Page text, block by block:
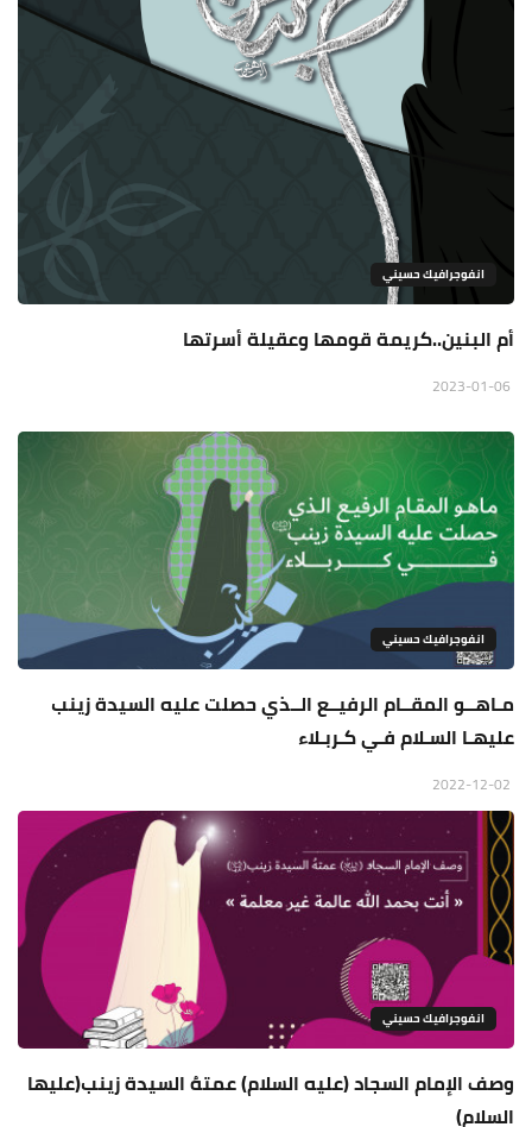
انفوجرافيك حسيني
أم البنين..كريمة قومها وعقيلة أسرتها
انفوجرافيك حسيني
مـاهــو المقــام الرفيــع الــذي حصلت عليه السيدة زينب
عليهـا السـلام فـي كـربـلاء
انفوجرافيك حسيني
وصف الإمام السجاد (عليه السلام) عمتهُ السيدة زينب(عليها
السلام)